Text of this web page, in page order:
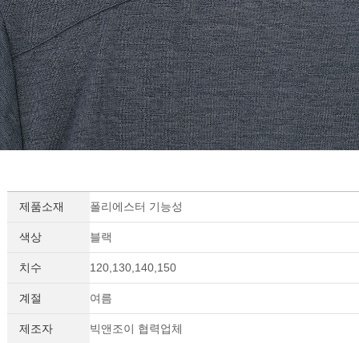
제품소재 폴리에스터 기능성
색상 블랙
치수 120,130,140,150
계절 여름
제조자 빅앤조이 협력업체